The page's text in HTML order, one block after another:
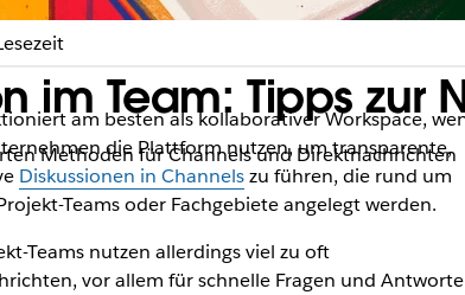
im Team: Tipps zur
Methoden für Channels und Direktnachrichten
am besten als kollaborativer Workspace,
die Plattform nutzen, um transparente,
Diskussionen in Channelszu führen, die rund um
Teams oder Fachgebiete angelegt werden.
Teams nutzen allerdings viel zu oft
vor allem für schnelle Fragen und